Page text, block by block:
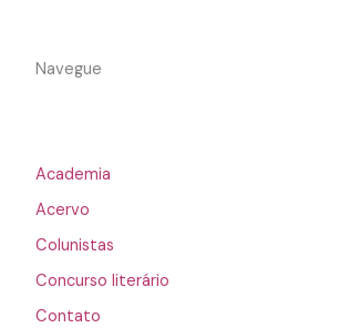
Navegue
Academia
Acervo
Colunistas
Concurso literário
Contato